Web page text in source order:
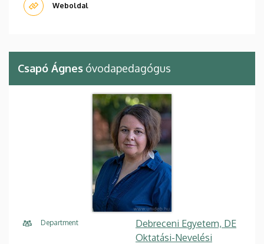
Weboldal
Csapó Ágnes óvodapedagógus
Department
Debreceni Egyetem, DE
Oktatási-Nevelési